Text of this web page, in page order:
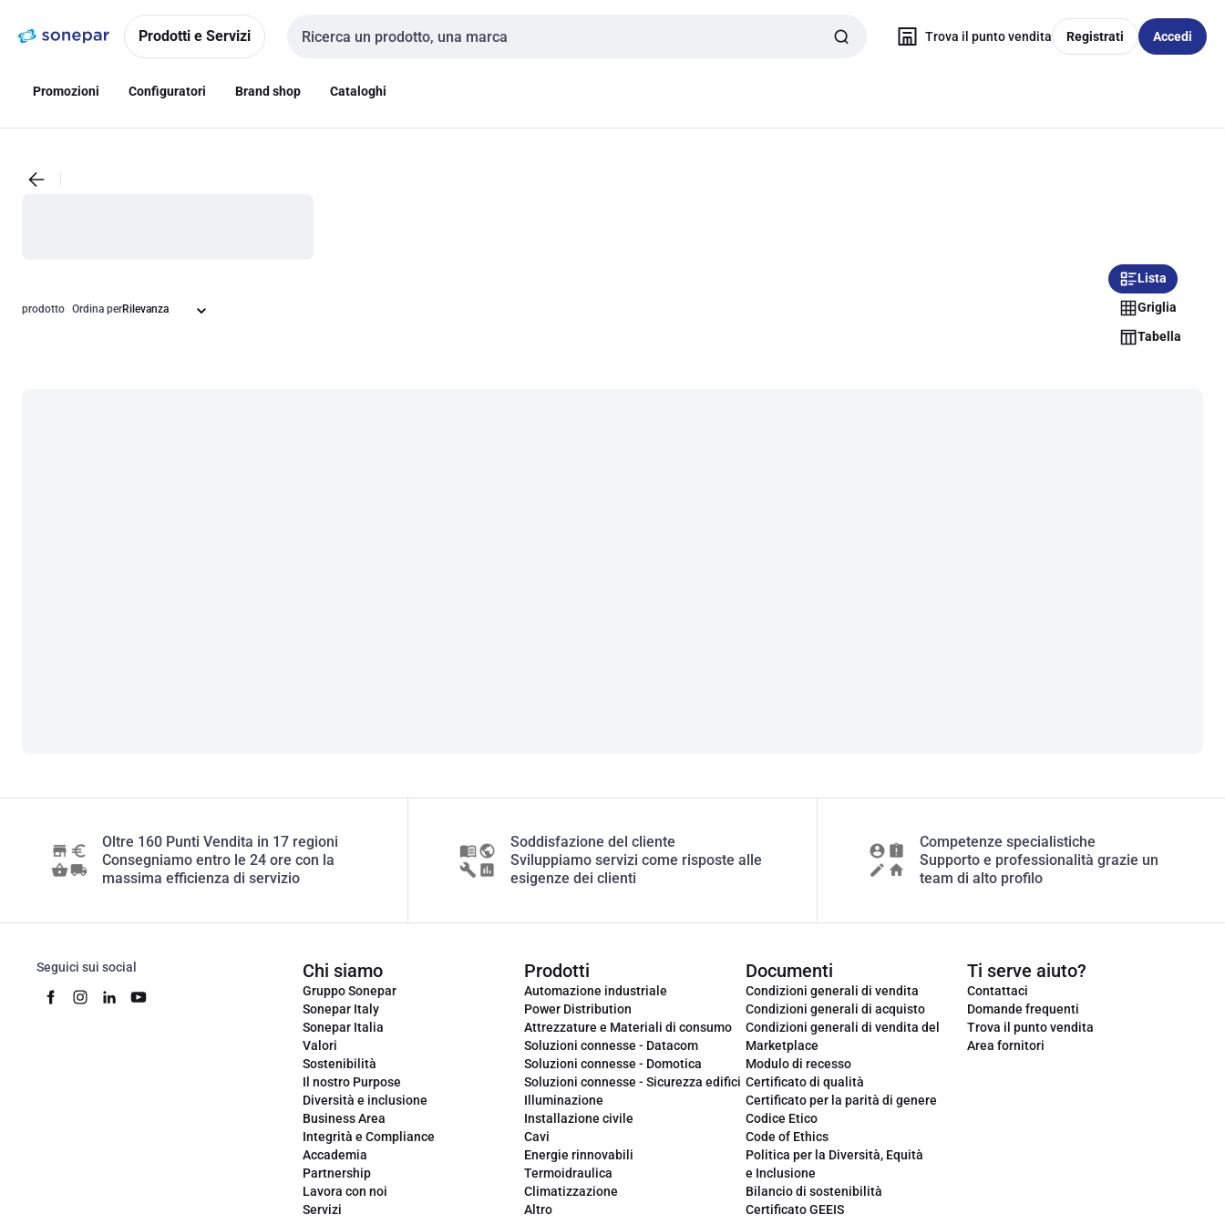
navigazionealla
Prodotti e Servizi
Cerca input
Trova il punto vendita Registrati Accedi
Promozioni Configuratori Brand shop Cataloghi
prodotto Ordina per
Lista
Griglia
Tabella
Oltre 160 Punti Vendita in 17 regioni
Consegniamo entro le 24 ore con la
massima efficienza di servizio
Soddisfazione del cliente
Sviluppiamo servizi come risposte alle
esigenze dei clienti
Competenze specialistiche
Supporto e professionalità grazie un
team di alto profilo
Seguici sui social Chi siamo
Gruppo Sonepar
Sonepar Italy
Sonepar Italia
Valori
Sostenibilità
Il nostro Purpose
Diversità e inclusione
Business Area
Integrità e Compliance
Accademia
Partnership
Lavora con noi
Servizi
Prodotti
Automazione industriale
Power Distribution
Attrezzature e Materiali di consumo
Soluzioni connesse - Datacom
Soluzioni connesse - Domotica
Soluzioni connesse - Sicurezza edifici
Illuminazione
Installazione civile
Cavi
Energie rinnovabili
Termoidraulica
Climatizzazione
Altro
Documenti
Condizioni generali di vendita
Condizioni generali di acquisto
Condizioni generali di vendita del
Marketplace
Modulo di recesso
Certificato di qualità
Certificato per la parità di genere
Codice Etico
Code of Ethics
Politica per la Diversità, Equità
e Inclusione
Bilancio di sostenibilità
Certificato GEEIS
Ti serve aiuto?
Contattaci
Domande frequenti
Trova il punto vendita
Area fornitori